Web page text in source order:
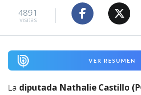
4891
visitas
VER RESUMEN
La diputada Nathalie Castillo